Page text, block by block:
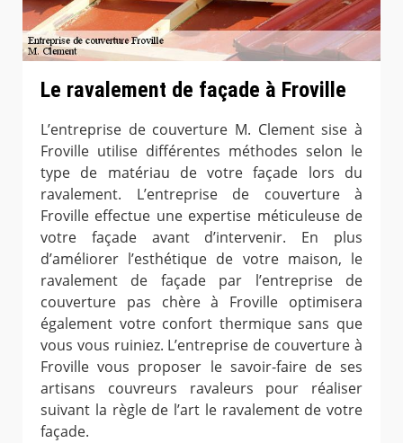
Le ravalement de façade à Froville
L’entreprise de couverture M. Clement sise à
Froville utilise différentes méthodes selon le
type de matériau de votre façade lors du
ravalement. L’entreprise de couverture à
Froville effectue une expertise méticuleuse de
votre façade avant d’intervenir. En plus
d’améliorer l’esthétique de votre maison, le
ravalement de façade par l’entreprise de
couverture pas chère à Froville optimisera
également votre confort thermique sans que
vous vous ruiniez. L’entreprise de couverture à
Froville vous proposer le savoir-faire de ses
artisans couvreurs ravaleurs pour réaliser
suivant la règle de l’art le ravalement de votre
façade.